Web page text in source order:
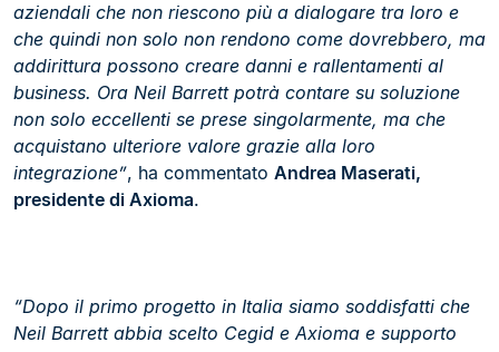
aziendali che non riescono più a dialogare tra loro e
che quindi non solo non rendono come dovrebbero, ma
addirittura possono creare danni e rallentamenti al
business. Ora Neil Barrett potrà contare su soluzione
non solo eccellenti se prese singolarmente, ma che
acquistano ulteriore valore grazie alla loro
integrazione”, ha commentato Andrea Maserati,
presidente di Axioma.
“Dopo il primo progetto in Italia siamo soddisfatti che
Neil Barrett abbia scelto Cegid e Axioma e supporto